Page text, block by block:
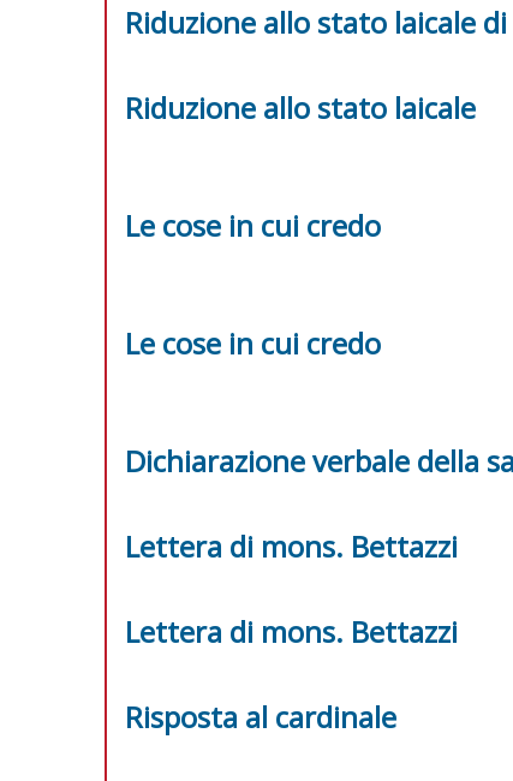
Riduzione allo stato laicale
Riduzione allo stato laicale
Le cose in cui credo
Le cose in cui credo
Dichiarazione verbale della
Lettera di mons. Bettazzi
Lettera di mons. Bettazzi
Risposta al cardinale